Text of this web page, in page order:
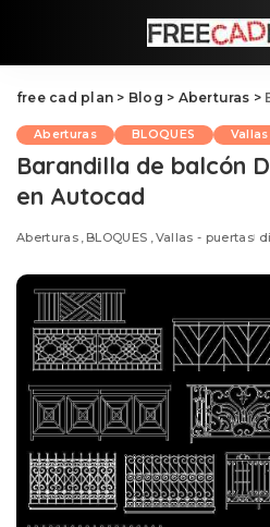
free cad plan > Blog > Aberturas >
Aberturas BLOQUES
Barandilla de balcón
en Autocad
Aberturas BLOQUES Vallas - puertas